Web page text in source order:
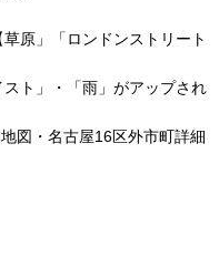
原」「ロンドンストリート
ト」・「雨」がアップされ
図・名古屋16区外市町詳細